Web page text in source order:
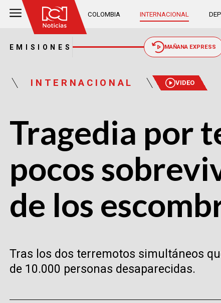
COLOMBIA INTERNACIONAL
EMISIONES MAÑANA EXPRESS
INTERNACIONAL VIDEO
Tragedia por
pocos
de los
Tras los dos terremotos simultáneos
de 10.000 personas desaparecidas.